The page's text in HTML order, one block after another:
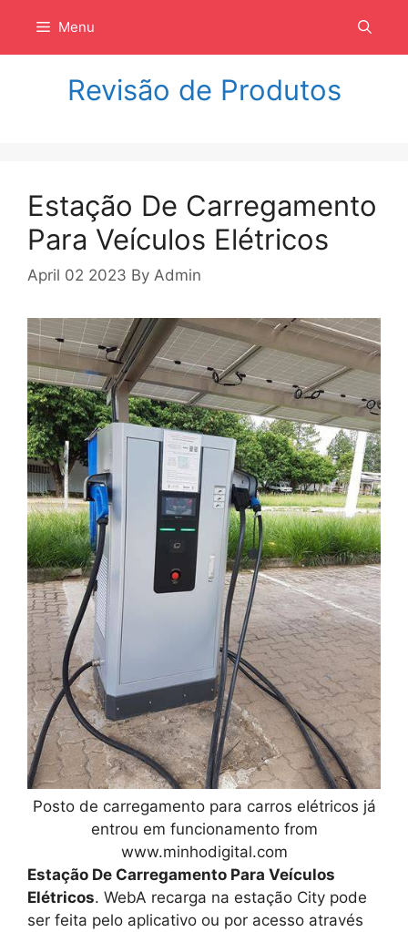
isi
Menu
Revisão de Produtos
Estação De Carregamento
Para Veículos Elétricos
April 02 2023 By Admin
Posto de carregamento para carros elétricos já
entrou em funcionamento from
www.minhodigital.com
Estação De Carregamento Para Veículos
Elétricos. WebA recarga na estação City pode
ser feita pelo aplicativo ou por acesso através